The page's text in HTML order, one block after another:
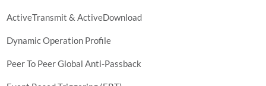
ActiveTransmit & ActiveDownload
Dynamic Operation Profile
Peer To Peer Global Anti-Passback